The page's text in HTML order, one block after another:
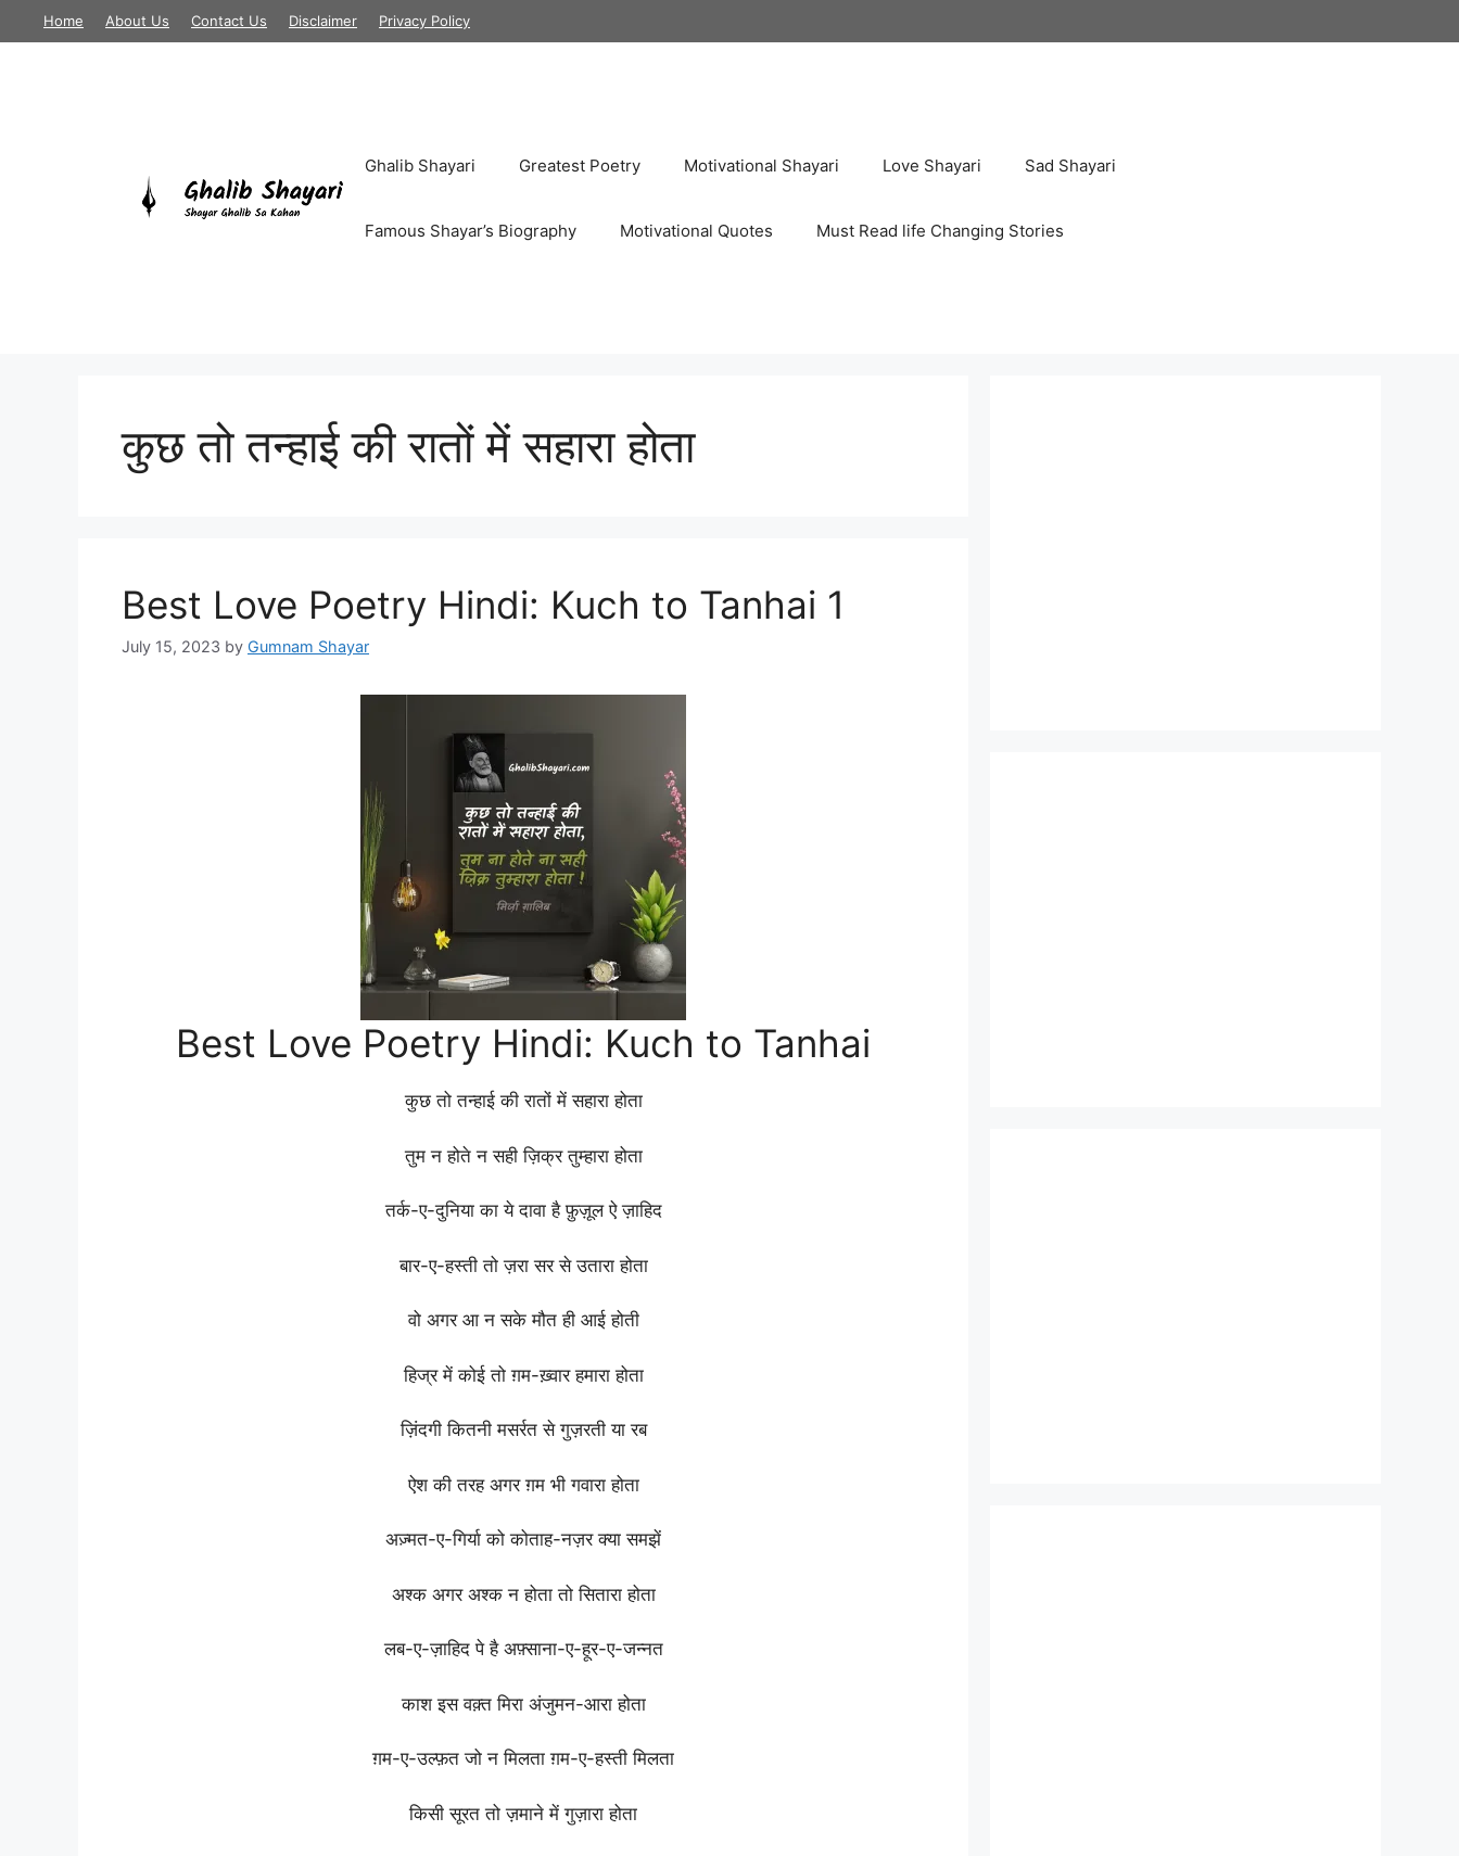
to
Home About Us Contact Us Disclaimer Privacy Policy
Ghalib Shayari Greatest Poetry Motivational Shayari Love Shayari Sad Shayari
Famous Shayar’s Biography Motivational Quotes Must Read life Changing Stories
कुछ तो तन्हाई की रातों में सहारा होता
Best Love Poetry Hindi: Kuch to Tanhai 1
July 15, 2023 by Gumnam Shayar
Best Love Poetry Hindi: Kuch to Tanhai
कुछतोतन्हाईकीरातोंमेंसहाराहोता
तुमनहोतेनसहीज़िक्रतुम्हाराहोता
तर्क-ए-दुनियाकायेदावाहैफ़ुज़ूलऐज़ाहिद
बार-ए-हस्तीतोज़रासरसेउताराहोता
वो अगर आनसकेमौतही आईहोती
हिज्रमेंकोईतोग़म-ख़्वारहमाराहोता
ज़िंदगीकितनीमसर्रतसेगुज़रतीयारब
ऐशकीतरह अगरग़म भीगवाराहोता
अज़्मत-ए-गिर्याकोकोताह-नज़रक्यासमझें
अश्क अगर अश्कनहोतातोसिताराहोता
लब-ए-ज़ाहिदपेहै अफ़्साना-ए-हूर-ए-जन्नत
काशइसवक़्तमिरा अंजुमन-आराहोता
ग़म-ए-उल्फ़तजोनमिलताग़म-ए-हस्तीमिलता
किसीसूरततोज़मानेमेंगुज़ाराहोता